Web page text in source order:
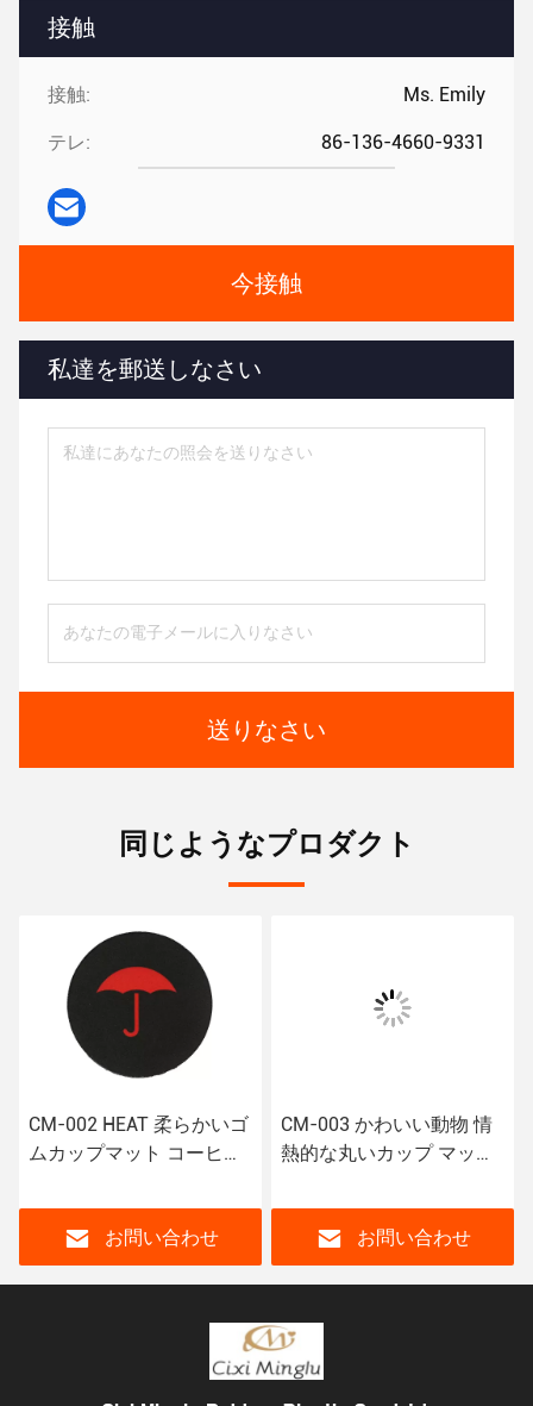
接触
接触: Ms. Emily
テレ: 86-136-4660-9331
今接触
私達を郵送しなさい
送りなさい
同じようなプロダクト
かいゴ
ヒー
CM-003 かわいい動物 情
熱的な丸いカップ マット
スター
お問い合わせ
天然ゴム 丸い飲み物
スター モダンスタイ
お問い合わ